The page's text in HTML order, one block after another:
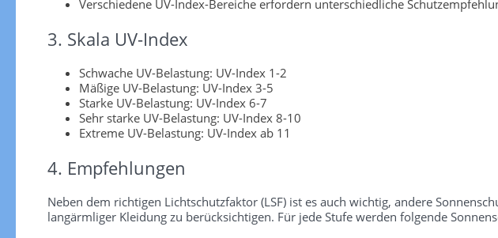
Verschiedene UV-Index-Bereiche erfordern unterschiedliche
3. Skala UV-Index
Schwache UV-Belastung: UV-Index 1-2
Mäßige UV-Belastung: UV-Index 3-5
Starke UV-Belastung: UV-Index 6-7
Sehr starke UV-Belastung: UV-Index 8-10
Extreme UV-Belastung: UV-Index ab 11
4. Empfehlungen
Neben dem richtigen Lichtschutzfaktor (LSF) ist es auch wichtig, andere
langärmliger Kleidung zu berücksichtigen. Für jede Stufe werden folgende